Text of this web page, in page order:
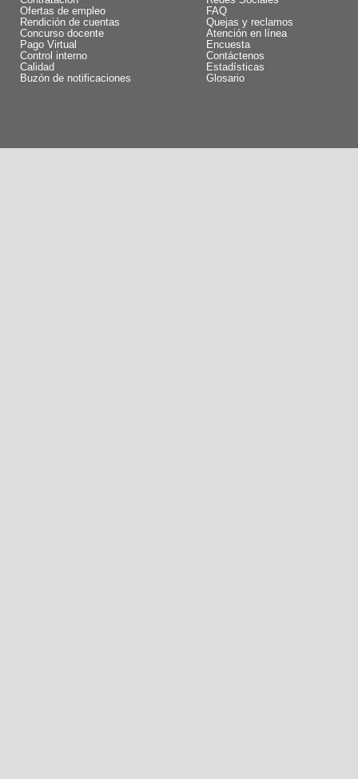
Ofertas de empleo
Rendición de cuentas
Concurso docente
Pago Virtual
Control interno
Calidad
Buzón de notificaciones
FAQ
Quejas y reclamos
Atención en línea
Encuesta
Contáctenos
Estadísticas
Glosario